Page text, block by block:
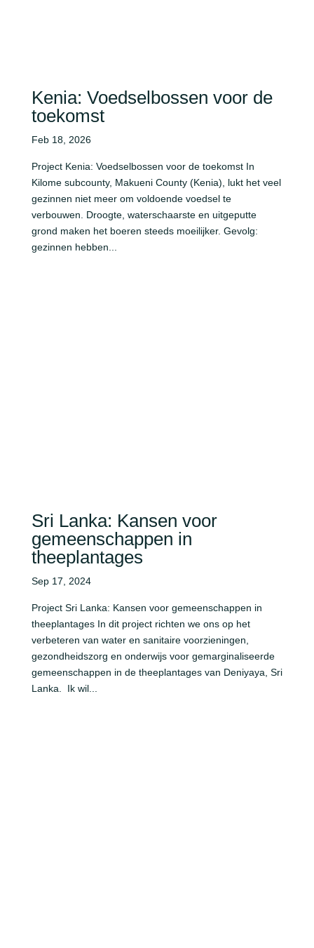
Kenia: Voedselbossen voor de
toekomst
Feb 18, 2026
Project Kenia: Voedselbossen voor de toekomst In
Kilome subcounty, Makueni County (Kenia), lukt het veel
gezinnen niet meer om voldoende voedsel te
verbouwen. Droogte, waterschaarste en uitgeputte
grond maken het boeren steeds moeilijker. Gevolg:
gezinnen hebben...
Sri Lanka: Kansen voor
gemeenschappen in
theeplantages
Sep 17, 2024
Project Sri Lanka: Kansen voor gemeenschappen in
theeplantages In dit project richten we ons op het
verbeteren van water en sanitaire voorzieningen,
gezondheidszorg en onderwijs voor gemarginaliseerde
gemeenschappen in de theeplantages van Deniyaya, Sri
Lanka. Ik wil...